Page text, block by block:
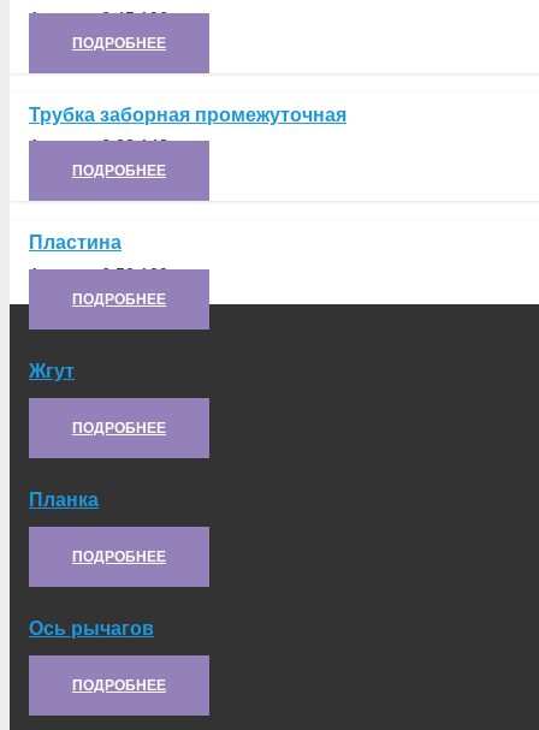
Артикул:6.45.196
ПОДРОБНЕЕ
Трубка заборная промежуточная
Артикул:6.03.143
ПОДРОБНЕЕ
Пластина
Артикул:6.50.109
ПОДРОБНЕЕ
Жгут
Артикул:6.50.072-2
ПОДРОБНЕЕ
Планка
Артикул:6.82.128
ПОДРОБНЕЕ
Ось рычагов
Артикул:8.10.729
ПОДРОБНЕЕ